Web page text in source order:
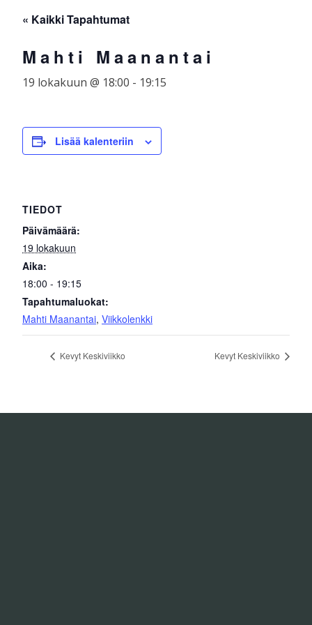
« Kaikki Tapahtumat
Mahti Maanantai
19 lokakuun @ 18:00 - 19:15
Lisää kalenteriin
TIEDOT
Päivämäärä:
19 lokakuun
Aika:
18:00 - 19:15
Tapahtumaluokat:
Mahti Maanantai, Viikkolenkki
Kevyt Keskiviikko Kevyt Keskiviikko